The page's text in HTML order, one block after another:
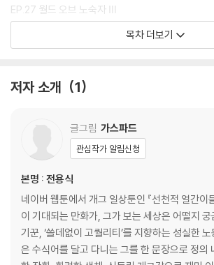
EP.27 월드 오브 노숙자 Ⅲ
EP.28 머나먼 전우
EP.32 휴재공지
EP.34 꽐라꿈동산
산티아고의 사파 기타비급
목차 더보기
저자 소개 1
글그림 가스파드
관심작가 알림신청
본명 : 전용식
네이버 웹툰에서 개그 일상툰인 『선천적 얼간이
이 기대되는 만화가, 그가 보는 세상은 어떨지
기꾼, ‘쓸데없이 고퀄리티’를 지향하는 성실한
은 수식어를 달고 다니는 그를 한 문장으로 정의